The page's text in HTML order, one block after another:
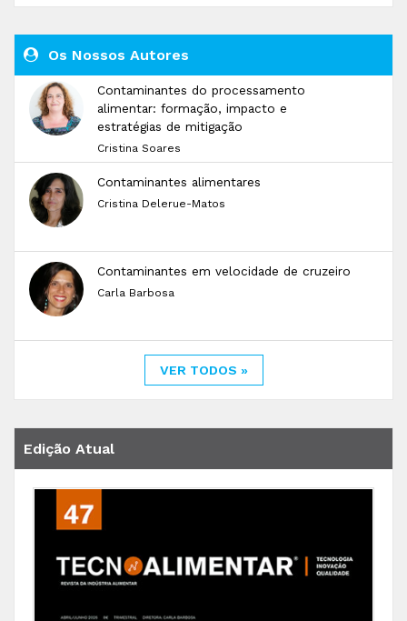
Os Nossos Autores
Contaminantes do processamento
alimentar: formação, impacto e
estratégias de mitigação
Cristina Soares
Contaminantes alimentares
Cristina Delerue-Matos
Contaminantes em velocidade de cruzeiro
Carla Barbosa
VER TODOS »
Edição Atual